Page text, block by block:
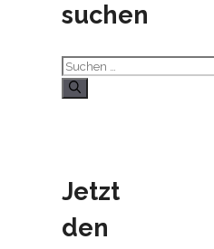
suchen
Suchen
nach:
Jetzt
den